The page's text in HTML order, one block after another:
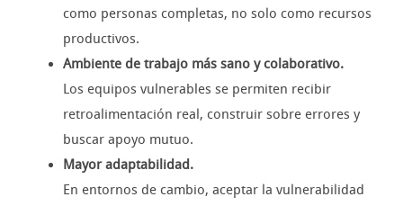
como personas completas, no solo como recursos
productivos.
Ambiente de trabajo más sano y colaborativo.
Los equipos vulnerables se permiten recibir
retroalimentación real, construir sobre errores y
buscar apoyo mutuo.
Mayor adaptabilidad.
En entornos de cambio, aceptar la vulnerabilidad